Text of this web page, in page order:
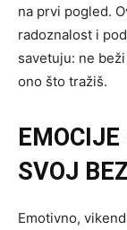
na prvi pogled.
radoznalost i
savetuju: ne
ono što tražiš.
SVOJ
Emotivno,